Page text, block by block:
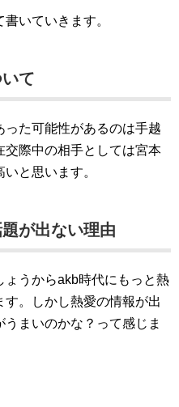
いていきます。
て
た可能性があるのは手越
際中の相手としては宮本
と思います。
が出ない理由
うからakb時代にもっと熱
。しかし熱愛の情報が出
まいのかな？って感じま